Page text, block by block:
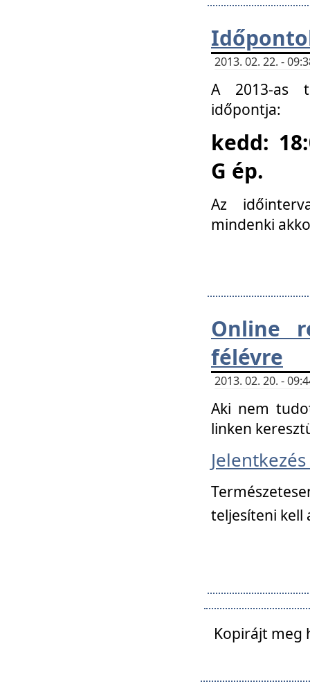
2013. 02. 22. -
A 2013-as
időpontja:
kedd:
G ép.
Az
mindenki
Online
félévre
2013. 02. 20. -
Aki nem
linken
Jelentkezés
teljesíteni kell
Kopirájt meg